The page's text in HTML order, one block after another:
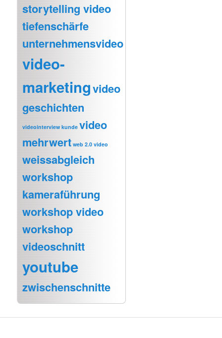
storytelling video
tiefenschärfe
unternehmensvideo
video-
marketingvideo
geschichten
videointerview kunde video
mehrwert web 2.0 video
weissabgleich
workshop
kameraführung
workshop video
workshop
videoschnitt
youtube
zwischenschnitte